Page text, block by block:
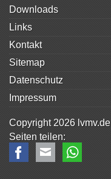
Copyright 2026 lvmv.de
Navigation
überspringen
Downloads
Links
Kontakt
Sitemap
Datenschutz
Impressum
Facebook
E-mail